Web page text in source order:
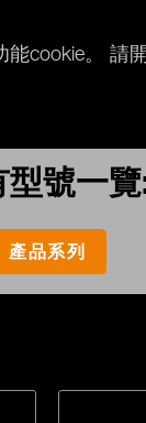
cookie。 請
型號一
產品系列